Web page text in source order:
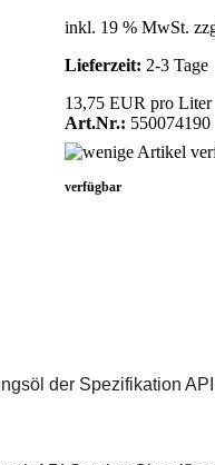
inkl. 19 % MwSt.
Lieferzeit: 2-3 Tage
13,75 EUR pro Liter
Art.Nr.: 550074190
verfügbar
der Spezifikation